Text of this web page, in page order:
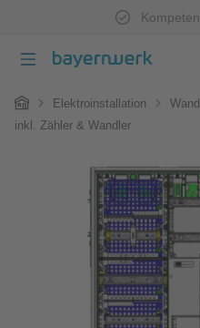
Zum Hauptinhalt springen
HomeElektroinstallation
inkl. Zähler & Wandler
Bildergalerie überspringen